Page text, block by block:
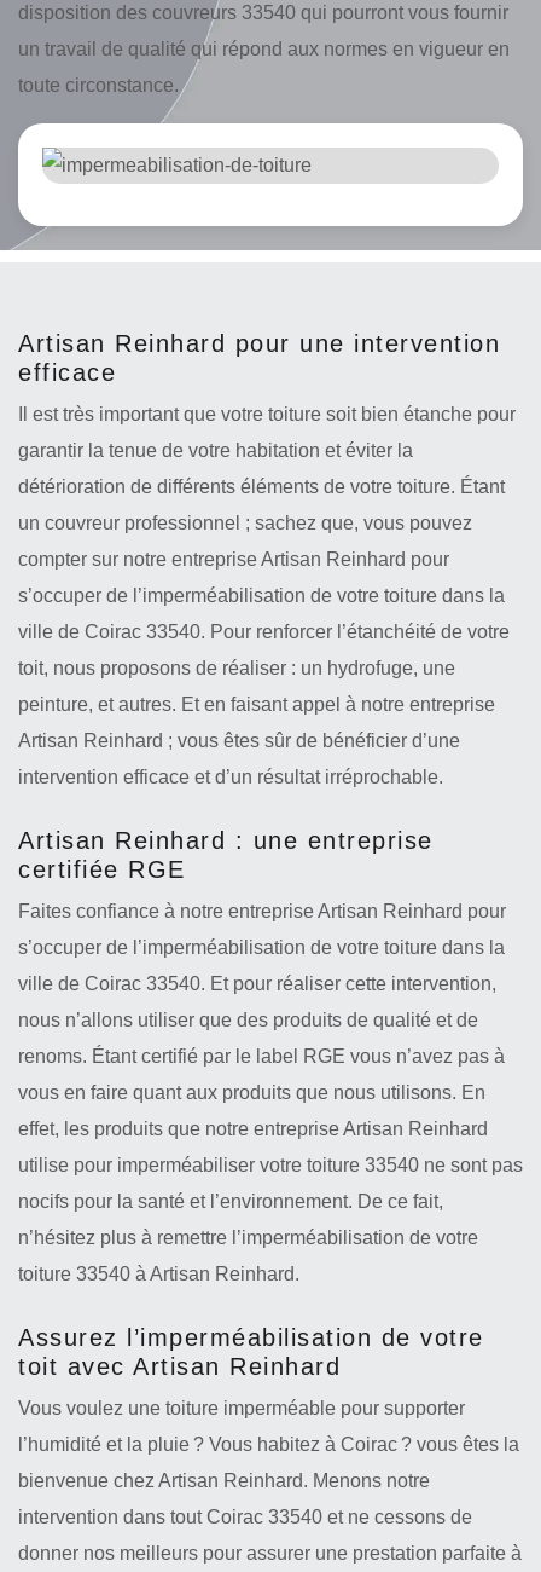
disposition des couvreurs 33540 qui pourront vous fournir
un travail de qualité qui répond aux normes en vigueur en
toute circonstance.
Artisan Reinhard pour une intervention
efficace
Il est très important que votre toiture soit bien étanche pour
garantir la tenue de votre habitation et éviter la
détérioration de différents éléments de votre toiture. Étant
un couvreur professionnel ; sachez que, vous pouvez
compter sur notre entreprise Artisan Reinhard pour
s’occuper de l’imperméabilisation de votre toiture dans la
ville de Coirac 33540. Pour renforcer l’étanchéité de votre
toit, nous proposons de réaliser : un hydrofuge, une
peinture, et autres. Et en faisant appel à notre entreprise
Artisan Reinhard ; vous êtes sûr de bénéficier d’une
intervention efficace et d’un résultat irréprochable.
Artisan Reinhard : une entreprise
certifiée RGE
Faites confiance à notre entreprise Artisan Reinhard pour
s’occuper de l’imperméabilisation de votre toiture dans la
ville de Coirac 33540. Et pour réaliser cette intervention,
nous n’allons utiliser que des produits de qualité et de
renoms. Étant certifié par le label RGE vous n’avez pas à
vous en faire quant aux produits que nous utilisons. En
effet, les produits que notre entreprise Artisan Reinhard
utilise pour imperméabiliser votre toiture 33540 ne sont pas
nocifs pour la santé et l’environnement. De ce fait,
n’hésitez plus à remettre l’imperméabilisation de votre
toiture 33540 à Artisan Reinhard.
Assurez l’imperméabilisation de votre
toit avec Artisan Reinhard
Vous voulez une toiture imperméable pour supporter
l’humidité et la pluie ? Vous habitez à Coirac ? vous êtes la
bienvenue chez Artisan Reinhard. Menons notre
intervention dans tout Coirac 33540 et ne cessons de
donner nos meilleurs pour assurer une prestation parfaite à